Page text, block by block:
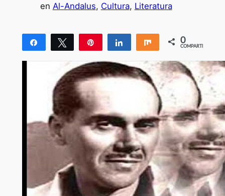
en Al-Andalus, Cultura, Literatura
Compartir Twittear Compartir Compartir
0
COMPARTIR